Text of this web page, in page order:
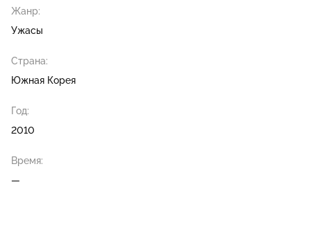
Жанр:
Ужасы
Страна:
Южная Корея
Год:
2010
Время:
—